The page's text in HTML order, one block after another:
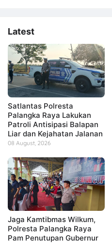
Latest
Satlantas Polresta
Palangka Raya Lakukan
Patroli Antisipasi Balapan
Liar dan Kejahatan Jalanan
08 August, 2026
Jaga Kamtibmas Wilkum,
Polresta Palangka Raya
Pam Penutupan Gubernur